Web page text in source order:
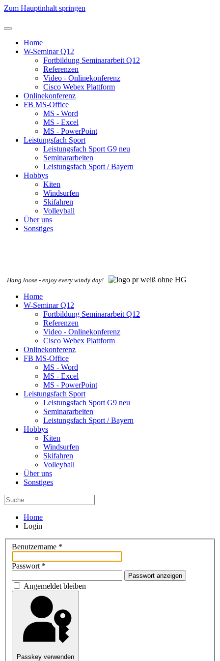
Zum Hauptinhalt springen
Home
W-Seminar Q12
Fortbildung Seminararbeit Q12
Referenzen
Video - Onlinekonferenz
Cisco Webex Plattform
Onlinekonferenz
FB MS-Office
MS - Word
MS - Excel
MS - PowerPoint
Leistungsfach Sport
Leistungsfach Sport G9 neu
Seminararbeiten
Leistungsfach Sport / Bayern
Hobbys
Kiten
Windsurfen
Skifahren
Volleyball
Über uns
Sonstiges
Hang loose - enjoy every windy day!
Home
W-Seminar Q12
Fortbildung Seminararbeit Q12
Referenzen
Video - Onlinekonferenz
Cisco Webex Plattform
Onlinekonferenz
FB MS-Office
MS - Word
MS - Excel
MS - PowerPoint
Leistungsfach Sport
Leistungsfach Sport G9 neu
Seminararbeiten
Leistungsfach Sport / Bayern
Hobbys
Kiten
Windsurfen
Skifahren
Volleyball
Über uns
Sonstiges
Home
Login
Benutzername *
Passwort *
Passwort anzeigen
Angemeldet bleiben
Passkey verwenden